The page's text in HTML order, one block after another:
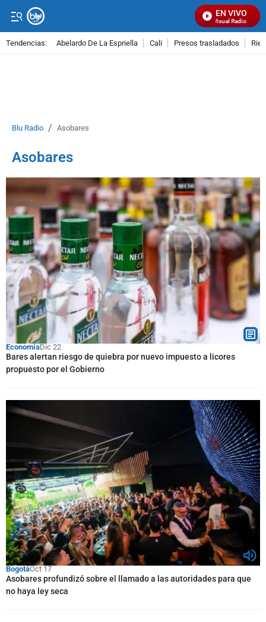
EN VIVO
Señal Visual Radio
Tendencias: Abelardo De La Espriella Cali Presos trasladados
Blu Radio / Asobares
Asobares
EconomíaDic 22
Bares alertan riesgo de quiebra por nuevo impuesto a licores
propuesto por el Gobierno
BogotáOct 17
Asobares profundizó sobre el llamado a las autoridades para que
no haya ley seca